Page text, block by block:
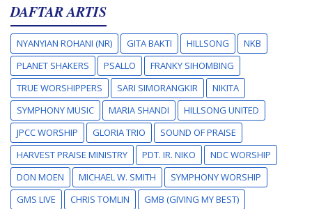
DAFTAR ARTIS
NYANYIAN ROHANI (NR) GITA BAKTI HILLSONG
NKB
PLANET SHAKERS
PSALLO
FRANKY SIHOMBING
TRUE WORSHIPPERS
SARI SIMORANGKIR
NIKITA
SYMPHONY MUSIC
MARIA SHANDI
HILLSONG UNITED
JPCC WORSHIP
GLORIA TRIO
SOUND OF PRAISE
HARVEST PRAISE MINISTRY
PDT. IR. NIKO
NDC WORSHIP
DON MOEN
MICHAEL W. SMITH
SYMPHONY WORSHIP
GMS LIVE
CHRIS TOMLIN
GMB (GIVING MY BEST)